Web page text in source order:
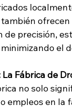
precisión,
el
Fábrica de
no solo
empleos en